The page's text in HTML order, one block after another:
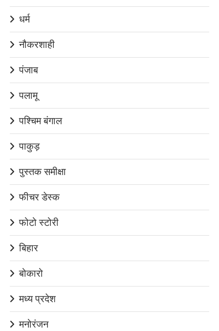
धर्म
नौकरशाही
पंजाब
पलामू
पश्चिम बंगाल
पाकुड़
पुस्तक समीक्षा
फीचर डेस्क
फोटो स्टोरी
बिहार
बोकारो
मध्य प्रदेश
मनोरंजन